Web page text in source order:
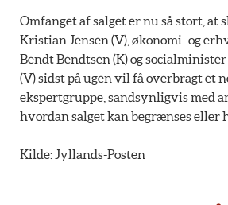
Omfanget af salget er nu så stort, at
Kristian Jensen (V), økonomi- og
Bendt Bendtsen (K) og
(V) sidst på ugen vil få overbragt et
ekspertgruppe, sandsynligvis med
hvordan salget kan begrænses eller
Kilde: Jyllands-Posten